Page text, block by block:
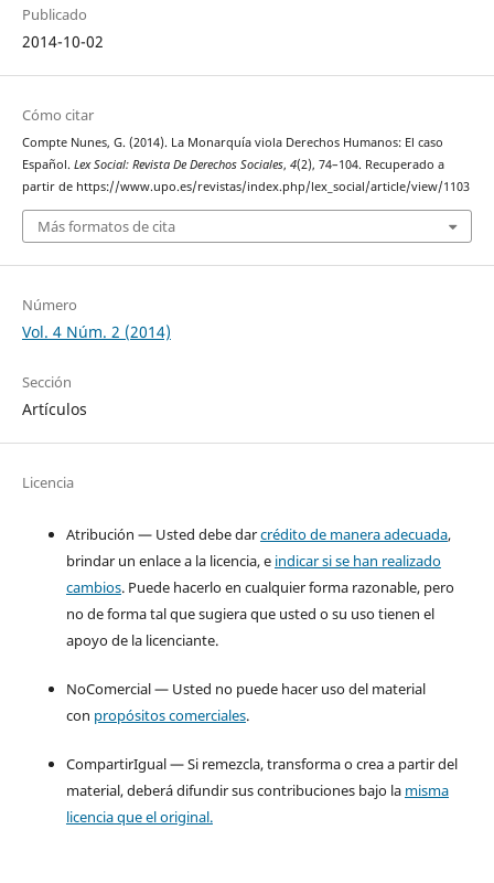
Publicado
2014-10-02
Cómo citar
Compte Nunes, G. (2014). La Monarquía viola Derechos Humanos: El caso
Español. Lex Social: Revista De Derechos Sociales, 4(2), 74–104. Recuperado a
partir de https://www.upo.es/revistas/index.php/lex_social/article/view/1103
Más formatos de cita
Número
Vol. 4 Núm. 2 (2014)
Sección
Artículos
Licencia
Atribución — Usted debe darcrédito de manera adecuada,
brindar un enlace a la licencia, e indicar si se han realizado
cambios. Puede hacerlo en cualquier forma razonable, pero
no de forma tal que sugiera que usted o su uso tienen el
apoyo de la licenciante.
NoComercial — Usted no puede hacer uso del material
con propósitos comerciales.
CompartirIgual — Si remezcla, transforma o crea a partir del
material, deberá difundir sus contribuciones bajo la misma
licencia que el original.